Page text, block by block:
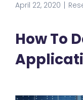
April 22, 2020
How To